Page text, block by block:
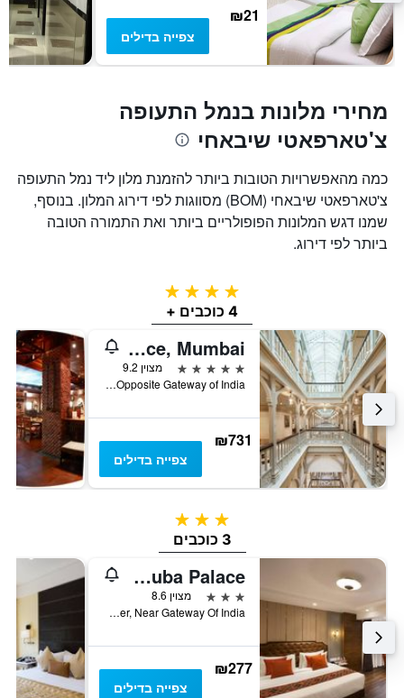
₪21
צפייה בדילים
מחירי מלונות בנמל התעופה
צ'טארפאטי שיבאחי
כמה מהאפשרויות הטובות ביותר להזמנת מלון ליד נמל התעופה
צ'טארפאטי שיבאחי (BOM) מסווגות לפי דירוג המלון. בנוסף,
שמנו דגש המלונות הפופולריים ביותר ואת התמורה הטובה
ביותר לפי דירוג.
4 כוכבים
4 כוכבים +
The Taj Mahal Palace, Mumbai
5 כוכבים
מצוין 9.2
Opposite Gateway of India, מומבאי, הודו
₪731
צפייה בדילים
3 כוכבים
3 כוכבים
Hotel Suba Palace
3 כוכבים
מצוין 8.6
Apollo Bunder, Near Gateway Of India, מומבאי, הודו
₪277
צפייה בדילים